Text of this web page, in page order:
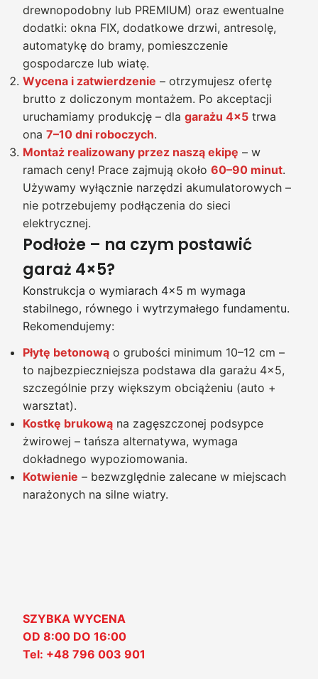
drewnopodobny lub PREMIUM) oraz ewentualne
dodatki: okna FIX, dodatkowe drzwi, antresolę,
automatykę do bramy, pomieszczenie
gospodarcze lub wiatę.
Wycena i zatwierdzenie – otrzymujesz ofertę
brutto z doliczonym montażem. Po akceptacji
uruchamiamy produkcję – dla garażu 4×5 trwa
ona 7–10 dni roboczych.
Montaż realizowany przez naszą ekipę – w
ramach ceny! Prace zajmują około 60–90 minut.
Używamy wyłącznie narzędzi akumulatorowych –
nie potrzebujemy podłączenia do sieci
elektrycznej.
Podłoże – na czym postawić
garaż 4×5?
Konstrukcja o wymiarach 4×5 m wymaga
stabilnego, równego i wytrzymałego fundamentu.
Rekomendujemy:
Płytę betonową o grubości minimum 10–12 cm –
to najbezpieczniejsza podstawa dla garażu 4×5,
szczególnie przy większym obciążeniu (auto +
warsztat).
Kostkę brukową na zagęszczonej podsypce
żwirowej – tańsza alternatywa, wymaga
dokładnego wypoziomowania.
Kotwienie – bezwzględnie zalecane w miejscach
narażonych na silne wiatry.
SZYBKA WYCENA
OD 8:00 DO 16:00
Tel: +48 796 003 901